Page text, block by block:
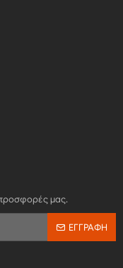
προσφορές μας.
ΕΓΓΡΑΦΉ